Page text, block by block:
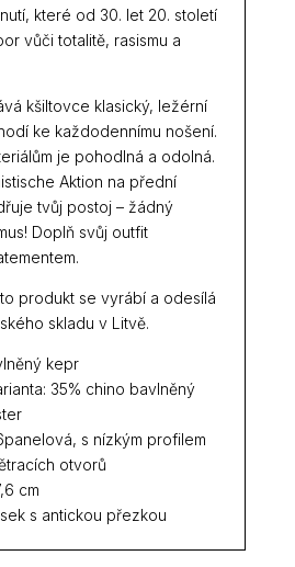
které od 30. let 20. století
vůči totalitě, rasismu a
kšiltovce klasický, ležérní
ke každodennímu nošení.
je pohodlná a odolná.
Aktion na přední
tvůj postoj – žádný
Doplň svůj outfit
produkt se vyrábí a odesílá
skladu v Litvě.
kepr
35% chino bavlněný
s nízkým profilem
otvorů
cm
s antickou přezkou